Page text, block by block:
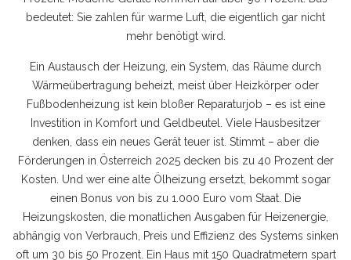
bedeutet: Sie zahlen für warme Luft, die eigentlich gar nicht
mehr benötigt wird.
Ein Austausch der Heizung ein System, das Räume durch
Wärmeübertragung beheizt, meist über Heizkörper oder
Fußbodenheizung ist kein bloßer Reparaturjob – es ist eine
Investition in Komfort und Geldbeutel. Viele Hausbesitzer
denken, dass ein neues Gerät teuer ist. Stimmt – aber die
Förderungen in Österreich 2025 decken bis zu 40 Prozent der
Kosten. Und wer eine alte Ölheizung ersetzt, bekommt sogar
einen Bonus von bis zu 1.000 Euro vom Staat. Die
Heizungskosten die monatlichen Ausgaben für Heizenergie,
abhängig von Verbrauch, Preis und Effizienz des Systems sinken
oft um 30 bis 50 Prozent. Ein Haus mit 150 Quadratmetern spart